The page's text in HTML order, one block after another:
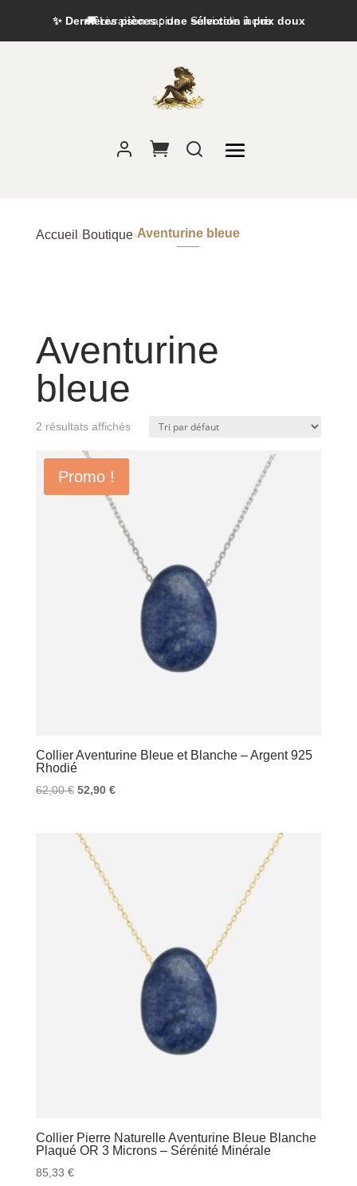
🚚 Livraison rapide · Suivi colis inclus
✨ Dernières pièces : une sélection à prix doux
Accueil ›Boutique›Aventurine bleue
Aventurine
bleue
2 résultats affichés
Promo !
Collier Aventurine Bleue et Blanche – Argent 925
Rhodié
62,00€ Le
était :
62,00 €.
52,90 €Le
Collier Pierre Naturelle Aventurine Bleue Blanche
Plaqué OR 3 Microns – Sérénité Minérale
85,33 €